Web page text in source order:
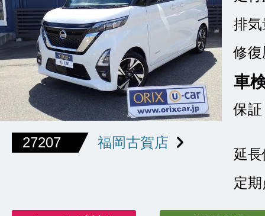
27207 福岡古賀店
排気
修復
車
保証
延
定